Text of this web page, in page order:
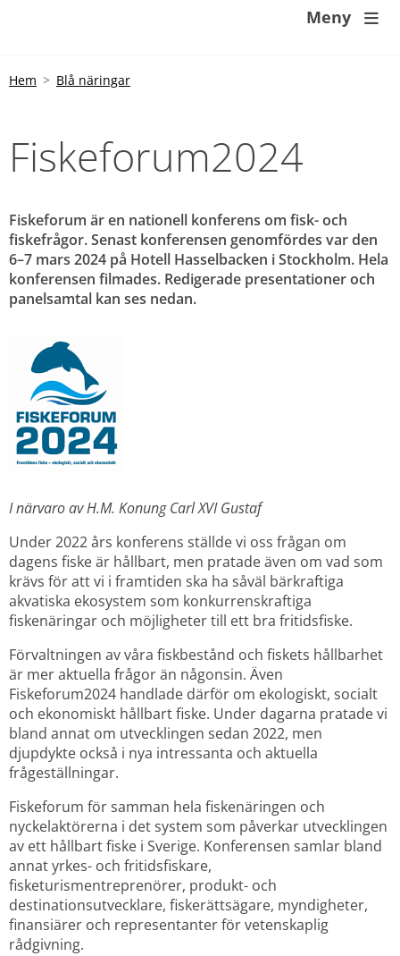
Meny 
Hem Blå näringar
Fiskeforum2024
Fiskeforum är en nationell konferens om fisk- och
fiskefrågor. Senast konferensen genomfördes var den
6–7 mars 2024 på Hotell Hasselbacken i Stockholm. Hela
konferensen filmades. Redigerade presentationer och
panelsamtal kan ses nedan.
I närvaro av H.M. Konung Carl XVI Gustaf
Under 2022 års konferens ställde vi oss frågan om
dagens fiske är hållbart, men pratade även om vad som
krävs för att vi i framtiden ska ha såväl bärkraftiga
akvatiska ekosystem som konkurrenskraftiga
fiskenäringar och möjligheter till ett bra fritidsfiske.
Förvaltningen av våra fiskbestånd och fiskets hållbarhet
är mer aktuella frågor än någonsin. Även
Fiskeforum2024 handlade därför om ekologiskt, socialt
och ekonomiskt hållbart fiske. Under dagarna pratade vi
bland annat om utvecklingen sedan 2022, men
djupdykte också i nya intressanta och aktuella
frågeställningar.
Fiskeforum för samman hela fiskenäringen och
nyckelaktörerna i det system som påverkar utvecklingen
av ett hållbart fiske i Sverige. Konferensen samlar bland
annat yrkes- och fritidsfiskare,
fisketurismentreprenörer, produkt- och
destinationsutvecklare, fiskerättsägare, myndigheter,
finansiärer och representanter för vetenskaplig
rådgivning.